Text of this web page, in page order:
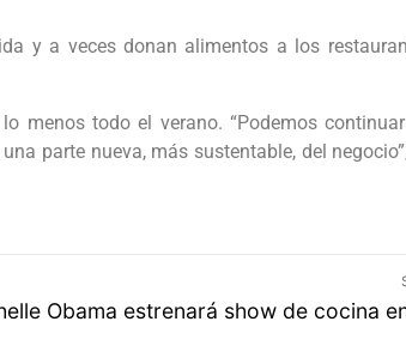
y a veces donan alimentos a los
menos todo el verano. “Podemos
parte nueva, más sustentable, del
Obama estrenará show de cocina